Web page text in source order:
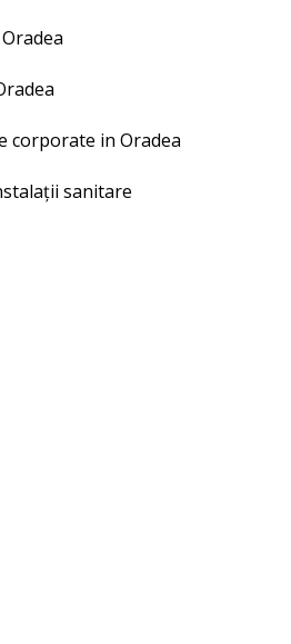
corporate in Oradea
sanitare